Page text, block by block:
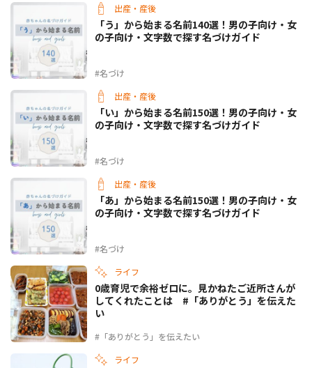
出産・産後
#名づけ
「う」から始まる名前140選！男の子向け・女
の子向け・文字数で探す名づけガイド
出産・産後
#名づけ
「い」から始まる名前150選！男の子向け・女
の子向け・文字数で探す名づけガイド
出産・産後
#名づけ
「あ」から始まる名前150選！男の子向け・女
の子向け・文字数で探す名づけガイド
ライフ
#「ありがとう」を伝えたい
0歳育児で余裕ゼロに。見かねたご近所さんが
してくれたことは #「ありがとう」を伝えた
い
ライフ